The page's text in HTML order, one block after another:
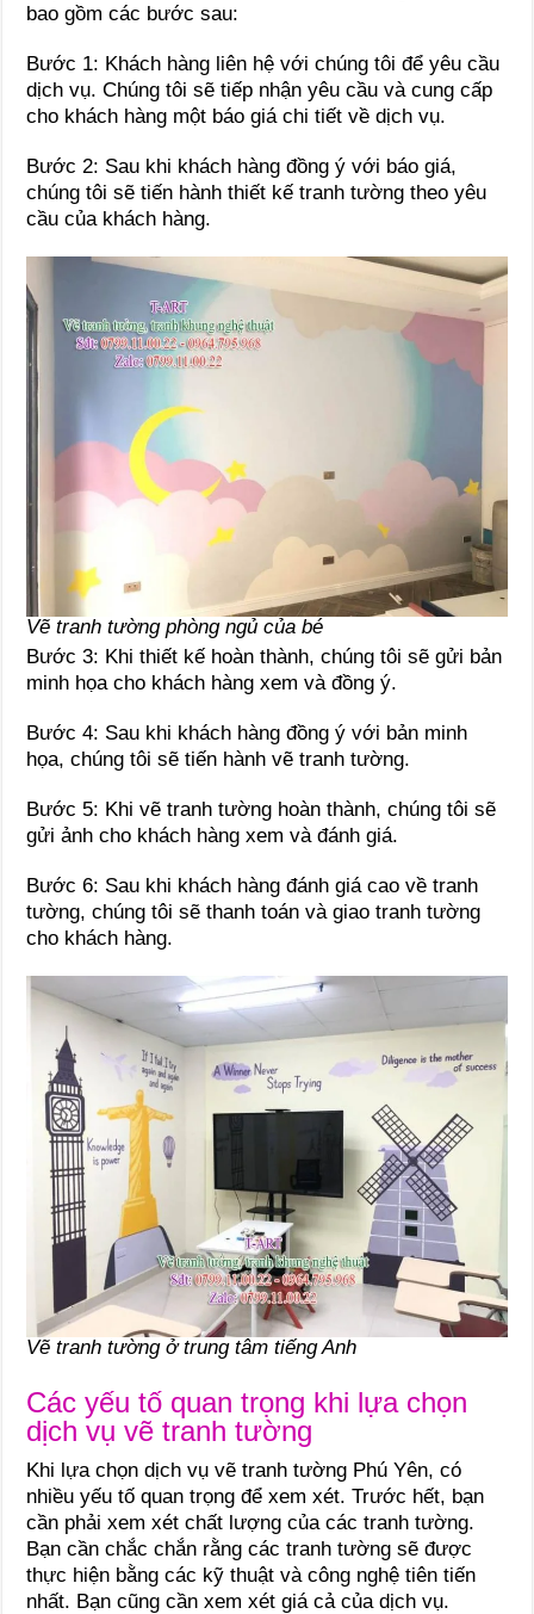
bao gồm các bước sau:
Bước 1: Khách hàng liên hệ với chúng tôi để yêu cầu
dịch vụ. Chúng tôi sẽ tiếp nhận yêu cầu và cung cấp
cho khách hàng một báo giá chi tiết về dịch vụ.
Bước 2: Sau khi khách hàng đồng ý với báo giá,
chúng tôi sẽ tiến hành thiết kế tranh tường theo yêu
cầu của khách hàng.
Vẽ tranh tường phòng ngủ của bé
Bước 3: Khi thiết kế hoàn thành, chúng tôi sẽ gửi bản
minh họa cho khách hàng xem và đồng ý.
Bước 4: Sau khi khách hàng đồng ý với bản minh
họa, chúng tôi sẽ tiến hành vẽ tranh tường.
Bước 5: Khi vẽ tranh tường hoàn thành, chúng tôi sẽ
gửi ảnh cho khách hàng xem và đánh giá.
Bước 6: Sau khi khách hàng đánh giá cao về tranh
tường, chúng tôi sẽ thanh toán và giao tranh tường
cho khách hàng.
Vẽ tranh tường ở trung tâm tiếng Anh
Các yếu tố quan trọng khi lựa chọn
dịch vụ vẽ tranh tường
Khi lựa chọn dịch vụ vẽ tranh tường Phú Yên, có
nhiều yếu tố quan trọng để xem xét. Trước hết, bạn
cần phải xem xét chất lượng của các tranh tường.
Bạn cần chắc chắn rằng các tranh tường sẽ được
thực hiện bằng các kỹ thuật và công nghệ tiên tiến
nhất. Bạn cũng cần xem xét giá cả của dịch vụ.